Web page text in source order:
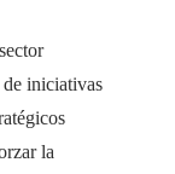
iniciativas
la